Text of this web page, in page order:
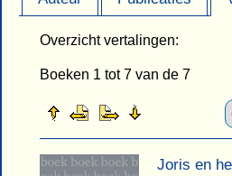
Overzicht vertalingen:
Boeken 1 tot 7 van de 7
Joris en